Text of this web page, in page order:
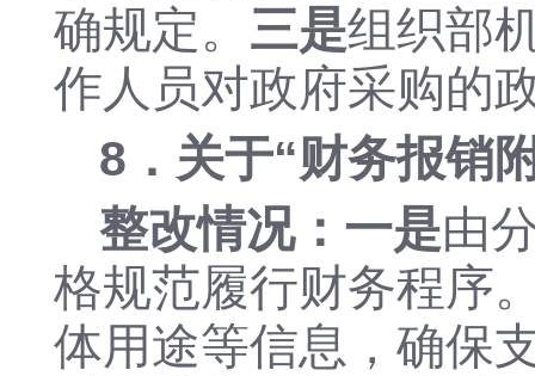
确规定。 三是组织部
作人员对政府采购的
8．关于“财务报销
整改情况： 一是由
格规范履行财务程序
体用途等信息 ，确保